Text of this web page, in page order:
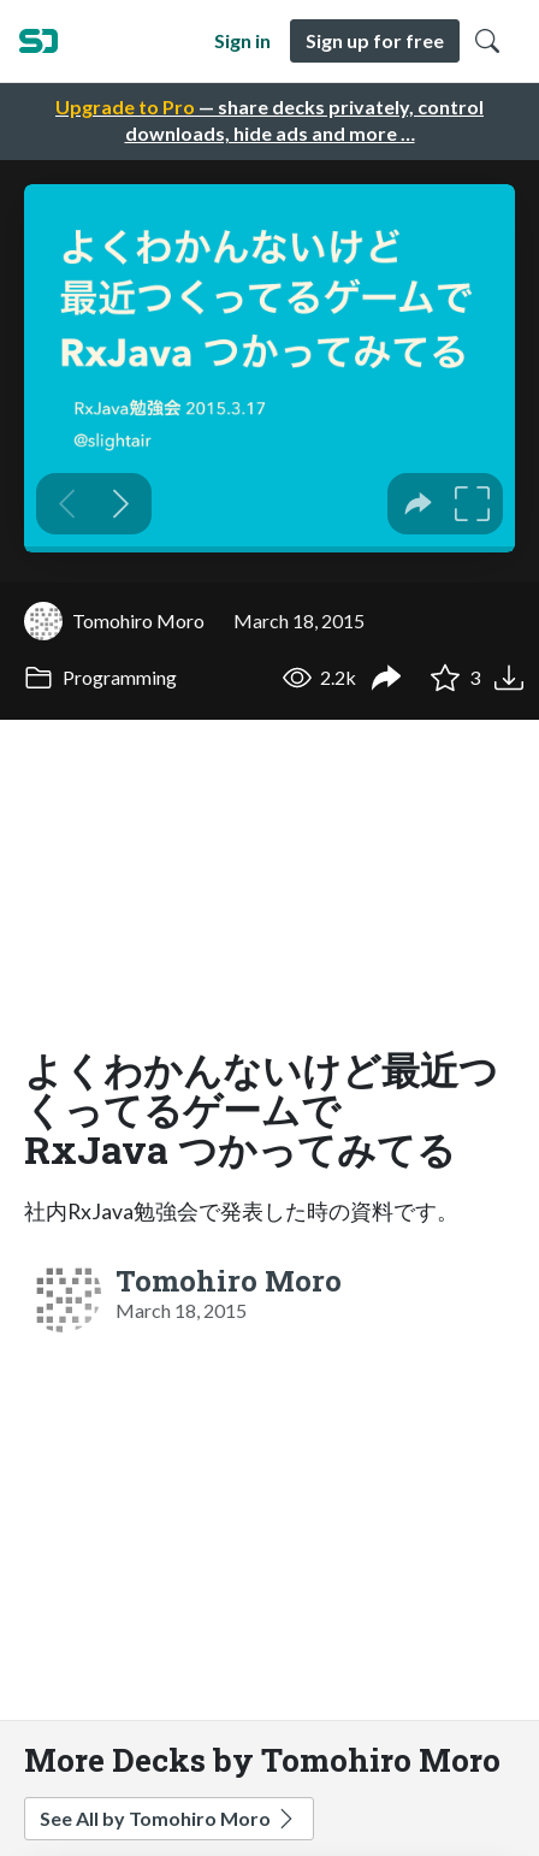
Upgrade to Pro — share decks privately, control
downloads, hide ads and more …
Sign in Sign up for free
Tomohiro Moro March 18, 2015
Programming 2.2k 3
よくわかんないけど最近つ
くってるゲームで
RxJava つかってみてる
社内RxJava勉強会で発表した時の資料です。
Tomohiro Moro
March 18, 2015
More Decks by Tomohiro Moro
See All by Tomohiro Moro